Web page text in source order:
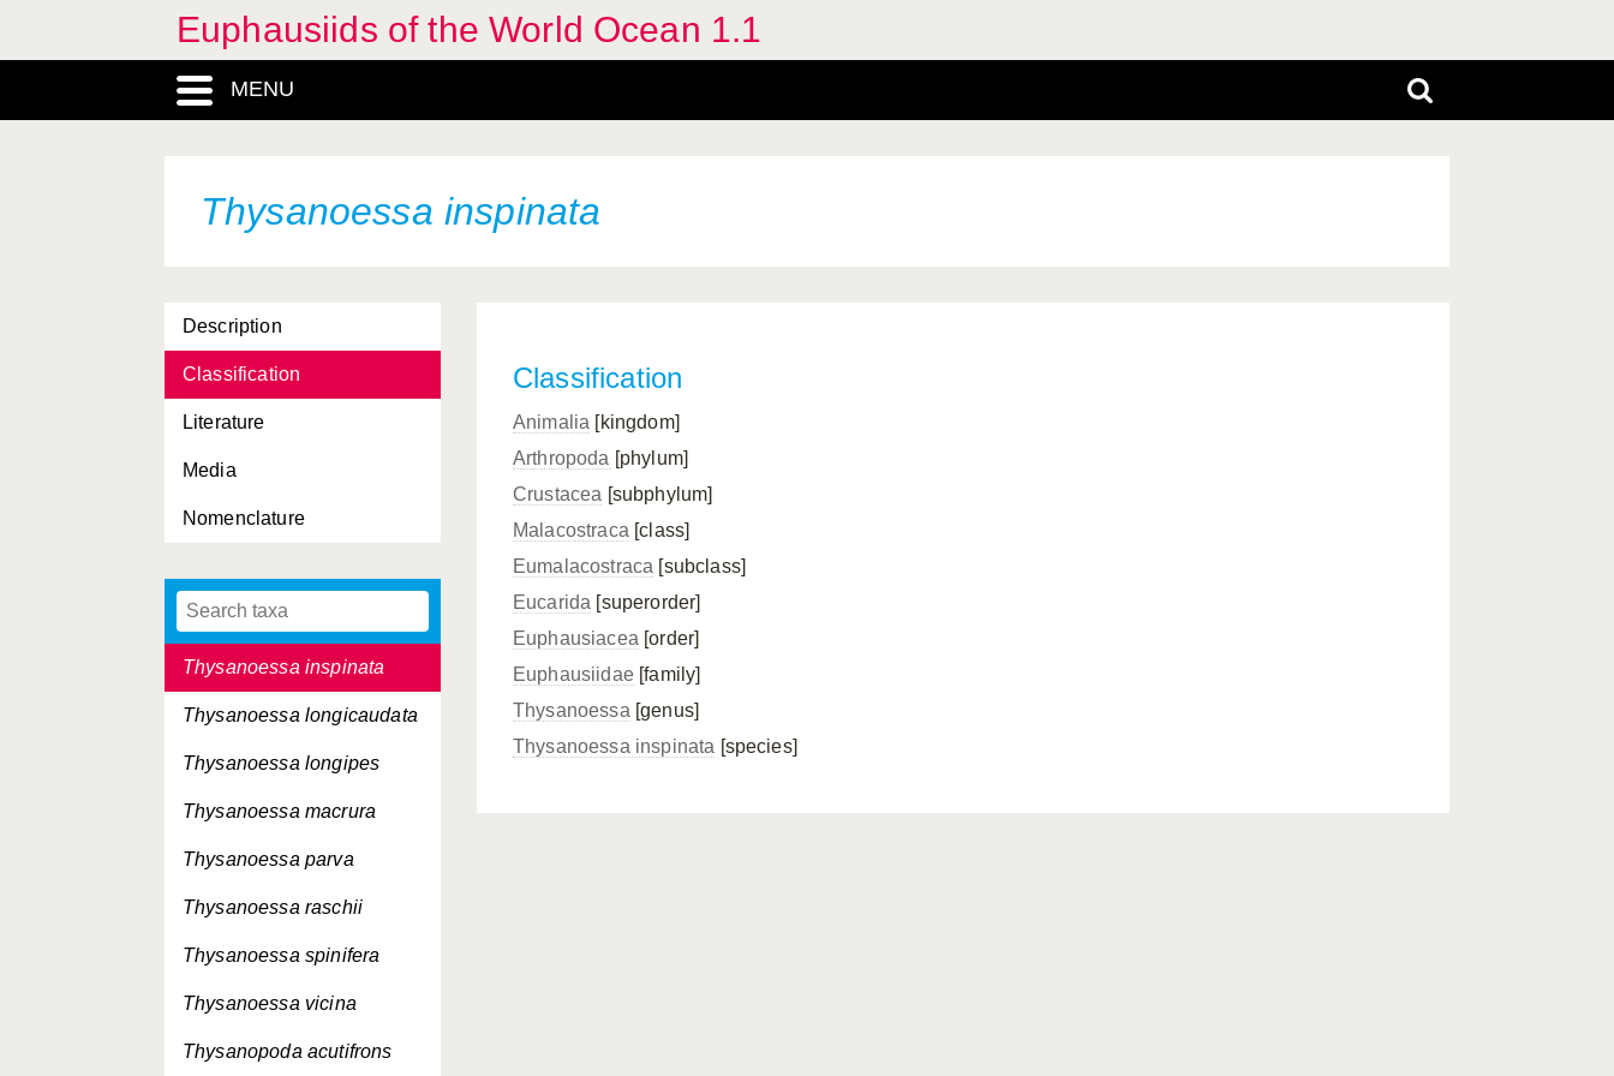
Euphausiids of the World Ocean 1.1
MENU
Thysanoessa inspinata
Description
Classification
Literature
Media
Nomenclature
Stylocheiron armatum
Stylocheiron carinatum
Stylocheiron elongatum
Stylocheiron insulare
microphthalma
Stylocheiron robustum
Stylocheiron suhmi
Tessarabrachion oculatum
Thysanoessa inermis
Thysanoessa inspinata
Thysanoessa longicaudata
Thysanoessa longipes
Thysanoessa macrura
Thysanoessa parva
Thysanoessa raschii
Thysanoessa spinifera
Thysanoessa vicina
Thysanopoda acutifrons
Classification
Animalia [kingdom]
Arthropoda [phylum]
Crustacea [subphylum]
Malacostraca [class]
Eumalacostraca [subclass]
Eucarida [superorder]
Euphausiacea [order]
Euphausiidae[family]
Thysanoessa [genus]
Thysanoessa inspinata [species]